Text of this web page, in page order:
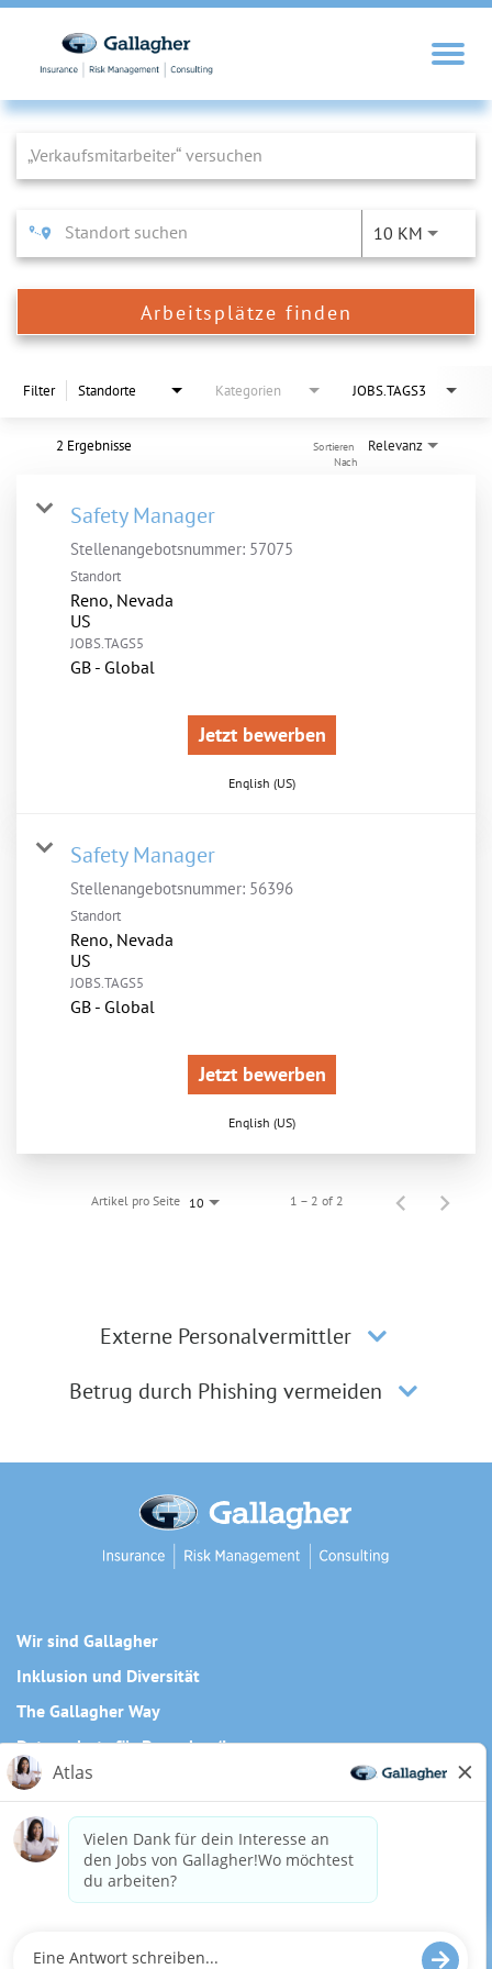
Job Search Page
10 KM
Arbeitsplätze finden
Filter Standorte Kategorien JOBS.TAGS3
2 Ergebnisse Relevanz
Sortieren
Nach
Safety Manager
Stellenangebotsnummer: 57075
Standort
Reno, Nevada
JOBS.TAGS5
GB - Global
Jetzt bewerben
English (US)
Safety Manager
Stellenangebotsnummer: 56396
Standort
Reno, Nevada
JOBS.TAGS5
GB - Global
Jetzt bewerben
English (US)
Artikel pro Seite 10 1 – 2 of 2
Externe Personalvermittler
Betrug durch Phishing vermeiden
Wir sind Gallagher
Inklusion und Diversität
The Gallagher Way
Datenschutz für Bewerber/innen
Cookie-Richtlinie
Need reasonable accommodations to complete any part of
our application process, including the use of this website?
Email us:Careers@ajg.com